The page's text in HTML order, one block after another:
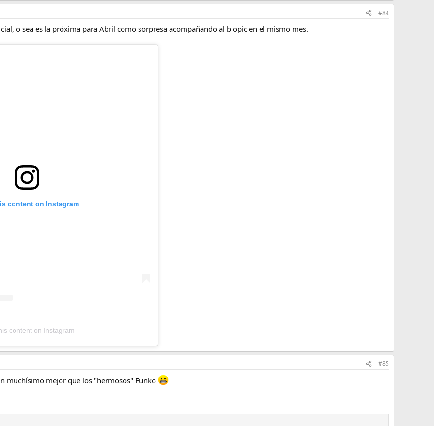
#84
o sea es la próxima para Abril como sorpresa acompañando al biopic en el mismo mes.
content on Instagram
content on Instagram
#85
muchísimo mejor que los "hermosos" Funko